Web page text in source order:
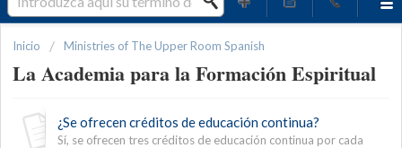
Inicio Ministries of The Upper Room Spanish
La Academia para la Formación Espiritual
¿Se ofrecen créditos de educación continua?
Sí, se ofrecen tres créditos de educación continua por cada